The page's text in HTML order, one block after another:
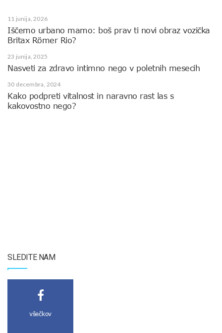
11 junija, 2026
Iščemo urbano mamo: boš prav ti novi obraz vozička
Britax Römer Rio?
23 junija, 2025
Nasveti za zdravo intimno nego v poletnih mesecih
30 decembra, 2024
Kako podpreti vitalnost in naravno rast las s
kakovostno nego?
SLEDITE NAM
všečkov